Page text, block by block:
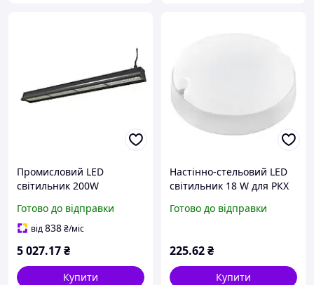
Промисловий LED
світильник 200W
для високих стель із
металевим корпусом
Готово до відправки
від838₴/міс
5 027.17₴
Купити
Настінно-стельовий LED
світильник 18 W для РКХ
ударостійкого пластику
Готово до відправки
225.62₴
Купити